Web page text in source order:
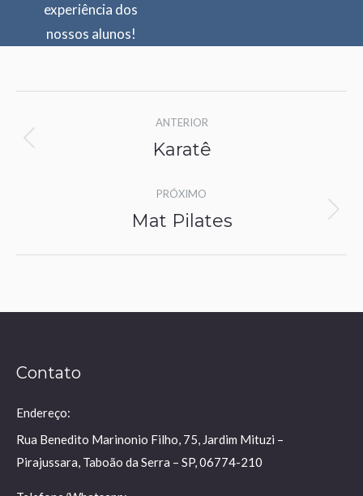
experiência dos
nossos alunos!
navigation
ANTERIOR
Previous
Karatê
PRÓXIMO
Next
Mat Pilates
Contato
Endereço:
Rua Benedito Marinonio Filho, 75, Jardim Mituzi –
Pirajussara, Taboão da Serra – SP, 06774-210